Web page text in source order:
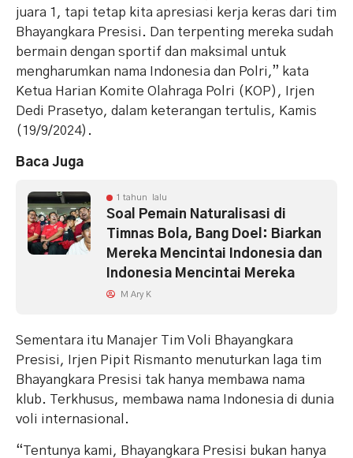
juara 1, tapi tetap kita apresiasi kerja keras dari tim
Bhayangkara Presisi. Dan terpenting mereka sudah
bermain dengan sportif dan maksimal untuk
mengharumkan nama Indonesia dan Polri,” kata
Ketua Harian Komite Olahraga Polri (KOP), Irjen
Dedi Prasetyo, dalam keterangan tertulis, Kamis
(19/9/2024).
Baca Juga
1 tahun lalu
Soal Pemain Naturalisasi di
Timnas Bola, Bang Doel: Biarkan
Mereka Mencintai Indonesia dan
Indonesia Mencintai Mereka
M Ary K
Sementara itu Manajer Tim Voli Bhayangkara
Presisi, Irjen Pipit Rismanto menuturkan laga tim
Bhayangkara Presisi tak hanya membawa nama
klub. Terkhusus, membawa nama Indonesia di dunia
voli internasional.
“Tentunya kami, Bhayangkara Presisi bukan hanya